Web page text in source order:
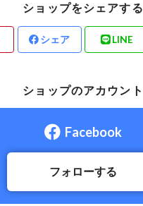
ショップをシェアする
シェア LINE
ショップのアカウント
Facebook
フォローする